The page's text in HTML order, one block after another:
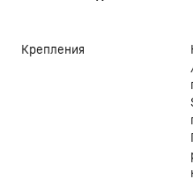
Крепления